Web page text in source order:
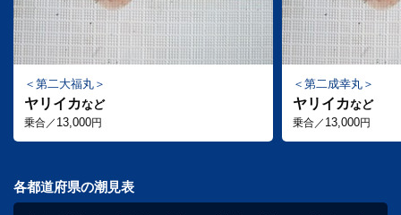
第二大福丸
ヤリイカなど
乗合／ 13,000円
第二成幸丸
ヤリイカなど
乗合／ 13,000円
各都道府県の潮見表